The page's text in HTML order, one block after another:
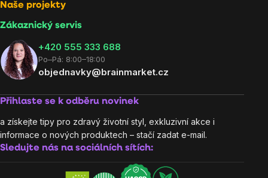
Naše projekty
Zákaznický servis
‭+420 555 333 688
Po–Pá: 8:00–18:00
objednavky@brainmarket.cz
Přihlaste se k odběru novinek
a získejte tipy pro zdravý životní styl, exkluzivní akce i
informace o nových produktech – stačí zadat e-mail.
Sledujte nás na sociálních sítích: